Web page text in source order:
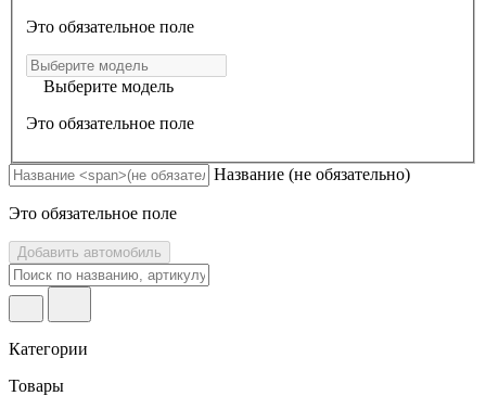
Это обязательное поле
Выберите модель
Это обязательное поле
Название (не обязательно)
Это обязательное поле
Добавить автомобиль
Категории
Товары